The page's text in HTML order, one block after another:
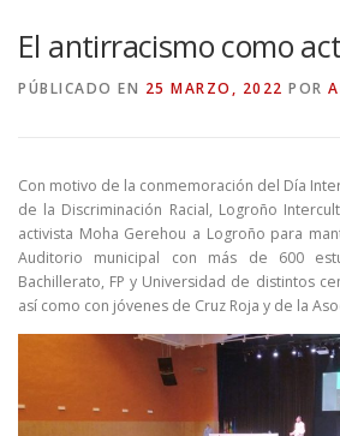
GRADÚATE EN CONVIVENCIA
RECURSOS PUNTO DE
El antirracismo como
PÚBLICADO EN 25 MARZO, 2022 POR
Con motivo de la conmemoración del Día
de la Discriminación Racial, Logroño
activista Moha Gerehou a Logroño para
Auditorio municipal con más de 600
Bachillerato, FP y Universidad de distintos
así como con jóvenes de Cruz Roja y de la